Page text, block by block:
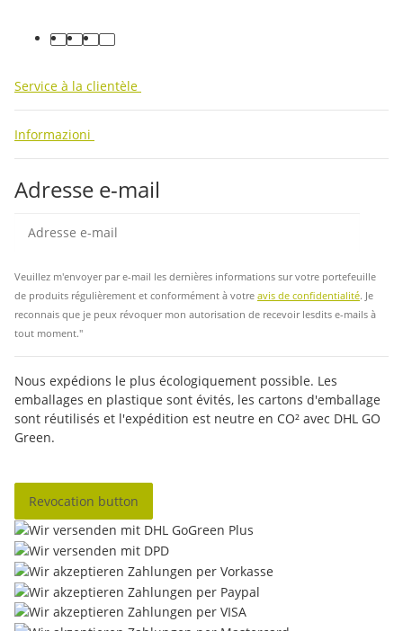
facebook
youtube
instagram
tiktok
Service à la clientèle
Informazioni
Adresse e-mail
Veuillez m'envoyer par e-mail les dernières informations sur votre portefeuille
de produits régulièrement et conformément à votre avis de confidentialité. Je
reconnais que je peux révoquer mon autorisation de recevoir lesdits e-mails à
tout moment."
Nous expédions le plus écologiquement possible. Les
emballages en plastique sont évités, les cartons d'emballage
sont réutilisés et l'expédition est neutre en CO² avec DHL GO
Green.
Revocation button